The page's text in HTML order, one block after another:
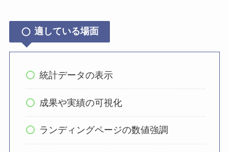
適している場面
統計データの表示
成果や実績の可視化
ランディングページの数値強調